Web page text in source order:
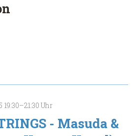
19:30–21:30 Uhr
- Masuda &